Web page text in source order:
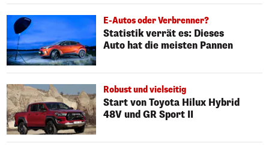
E-Autos oder Verbrenner?
Statistik verrät es: Dieses
Auto hat die meisten Pannen
Robust und vielseitig
Start von Toyota Hilux Hybrid
48V und GR Sport II